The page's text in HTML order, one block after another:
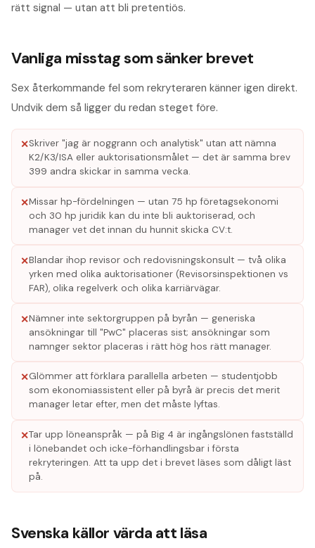
rätt signal — utan att bli pretentiös.
Vanliga misstag som sänker brevet
Sex återkommande fel som rekryteraren känner igen direkt.
Undvik dem så ligger du redan steget före.
✕Skriver "jag är noggrann och analytisk" utan att nämna
K2/K3/ISA eller auktorisationsmålet — det är samma brev
399 andra skickar in samma vecka.
✕Missar hp-fördelningen — utan 75 hp företagsekonomi
och 30 hp juridik kan du inte bli auktoriserad, och
manager vet det innan du hunnit skicka CV:t.
✕Blandar ihop revisor och redovisningskonsult — två olika
yrken med olika auktorisationer (Revisorsinspektionen vs
FAR), olika regelverk och olika karriärvägar.
✕Nämner inte sektorgruppen på byrån — generiska
ansökningar till "PwC" placeras sist; ansökningar som
namnger sektor placeras i rätt hög hos rätt manager.
✕Glömmer att förklara parallella arbeten — studentjobb
som ekonomiassistent eller på byrå är precis det merit
manager letar efter, men det måste lyftas.
✕Tar upp löneanspråk — på Big 4 är ingångslönen fastställd
i lönebandet och icke-förhandlingsbar i första
rekryteringen. Att ta upp det i brevet läses som dåligt läst
på.
Svenska källor värda att läsa